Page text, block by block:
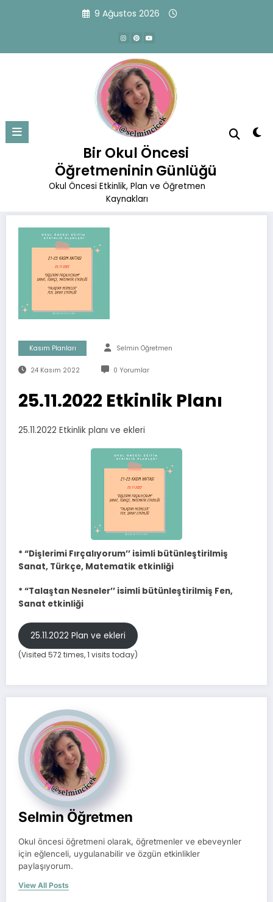
9 Ağustos 2026
Bir Okul Öncesi
Öğretmeninin Günlüğü
Okul Öncesi Etkinlik, Plan ve Öğretmen
Kaynakları
25.11.2022 Etkinlik Planı
Başlangıç Okul Öncesi Eğitim Planları
Kasım Planları
25.11.2022 Etkinlik Planı
Kasım Planları Selmin Öğretmen
24 Kasım 2022 0 Yorumlar
25.11.2022 Etkinlik Planı
25.11.2022 Etkinlik planı ve ekleri
* “Dişlerimi Fırçalıyorum’’ isimli bütünleştirilmiş
Sanat, Türkçe, Matematik etkinliği
* “Talaştan Nesneler’’ isimli bütünleştirilmiş Fen,
Sanat etkinliği
25.11.2022 Plan ve ekleri
(Visited 572 times, 1 visits today)
Selmin Öğretmen
Okul öncesi öğretmeni olarak, öğretmenler ve ebeveynler
için eğlenceli, uygulanabilir ve özgün etkinlikler
paylaşıyorum.
View All Posts